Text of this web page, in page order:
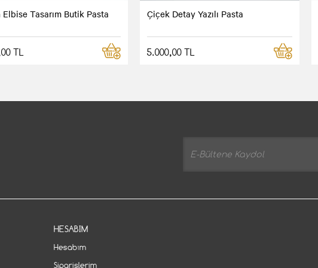
Elbise Tasarım Butik Pasta
TL
Çiçek Detay Yazılı Pasta
5.000,00 TL
HESABIM
Hesabım
Siparişlerim